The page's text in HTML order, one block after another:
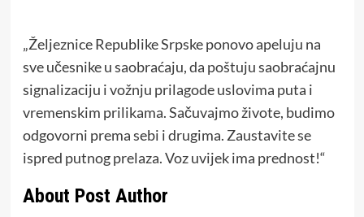
„Željeznice Republike Srpske ponovo apeluju na
sve učesnike u saobraćaju, da poštuju saobraćajnu
signalizaciju i vožnju prilagode uslovima puta i
vremenskim prilikama. Sačuvajmo živote, budimo
odgovorni prema sebi i drugima. Zaustavite se
ispred putnog prelaza. Voz uvijek ima prednost!“
About Post Author